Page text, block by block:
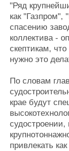
"Ряд
как
спасению
коллектива -
скептикам,
нужно это
По словам
крае будут
привлекать